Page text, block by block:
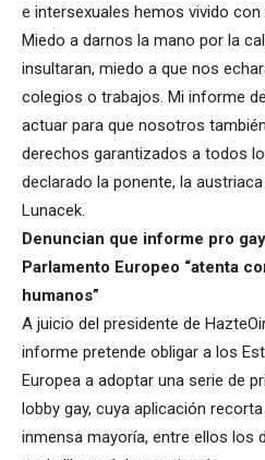
e intersexuales hemos vivido
Miedo a darnos la mano por la
insultaran, miedo a que nos
colegios o trabajos. Mi informe
actuar para que nosotros
derechos garantizados a todos
declarado la ponente, la
Lunacek.
Denuncian que informe pro
Parlamento Europeo “atenta
humanos”
A juicio del presidente de
informe pretende obligar a los
Europea a adoptar una serie de
lobby gay, cuya aplicación
inmensa mayoría, entre ellos los